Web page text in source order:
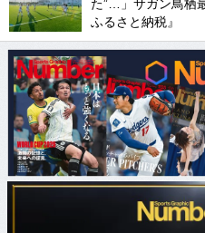
た”…」サガン鳥栖
ふるさと納税』